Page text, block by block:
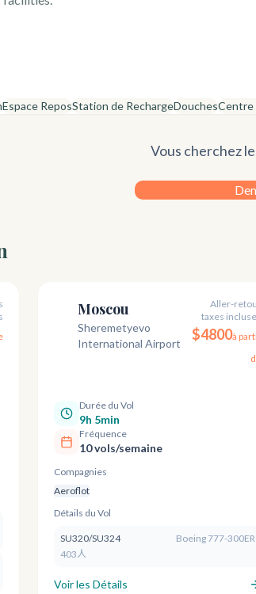
Espace ReposStation de RechargeDouchesCentre
Vous cherchez
SVO
Moscou
Sheremetyevo
International Airport
Aller-
taxes
$4800à
Durée du Vol
9h 5min
Fréquence
10 vols/semaine
Compagnies
Aeroflot
Détails du Vol
SU320/SU324
Boeing 777-300ER
403人
Voir les Détails